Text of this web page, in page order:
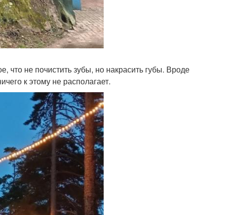
что не почистить зубы, но накрасить губы. Вроде
к этому не располагает.